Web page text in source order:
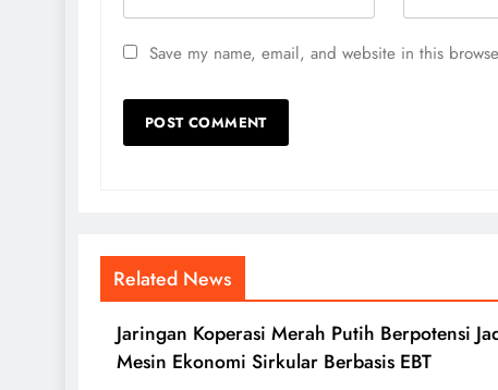
Save my name, email, and website in this
Related News
Jaringan Koperasi Merah Putih Berpotensi
Mesin Ekonomi Sirkular Berbasis EBT